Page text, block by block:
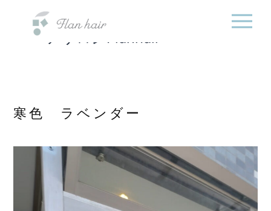
院・半個室オーガニック
ヘアサロンFlanhair
寒色 ラベンダー